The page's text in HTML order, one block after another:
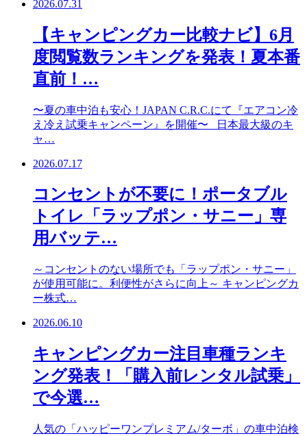
2026.07.31
【キャンピングカー比較ナビ】6月
度閲覧数ランキングを発表！夏本番
直前！…
〜夏の車中泊も安心！JAPAN C.R.C.にて『エアコン冷
え冷え試乗キャンペーン』を開催〜 日本最大級のキ
ャ…
2026.07.17
コンセントが不要に！ポータブル
トイレ「ラップポン・サニー」専
用バッテ…
～コンセントのない場所でも「ラップポン・サニー」
が使用可能に。利便性がさらに向上～ キャンピングカ
ー株式…
2026.06.10
キャンピングカー注目車種ランキ
ング発表！「購入前レンタル試乗」
で今選…
人気の「ハッピーワンプレミアム/ターボ」の車中泊検